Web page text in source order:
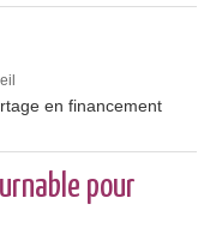
en financement
pour